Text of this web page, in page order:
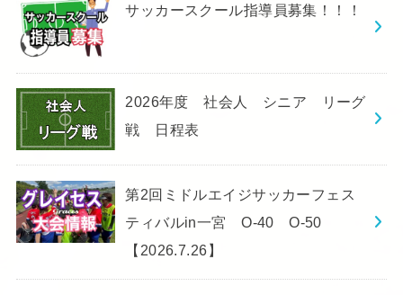
サッカースクール指導員募集！！！
2026年度 社会人 シニア リーグ
戦 日程表
第2回ミドルエイジサッカーフェス
ティバルin一宮 O-40 O-50
【2026.7.26】